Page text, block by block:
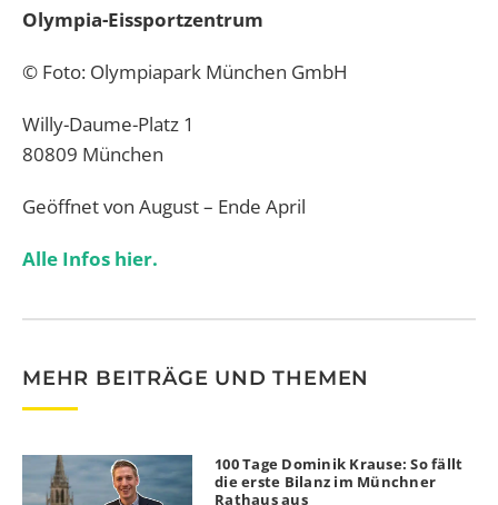
Olympia-Eissportzentrum
© Foto: Olympiapark München GmbH
Willy-Daume-Platz 1
80809 München
Geöffnet von August – Ende April
Alle Infos hier.
MEHR BEITRÄGE UND THEMEN
100 Tage Dominik Krause: So fällt
die erste Bilanz im Münchner
Rathaus aus